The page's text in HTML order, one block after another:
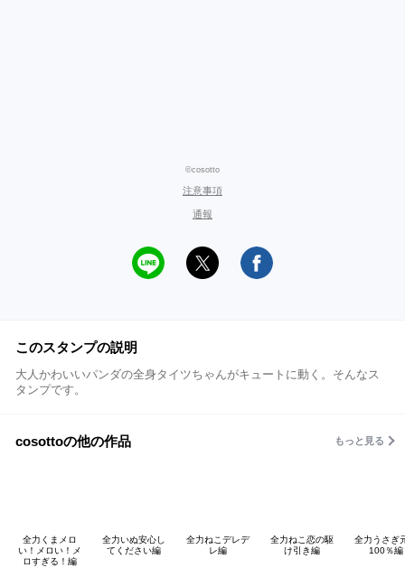
©cosotto
注意事項
通報
このスタンプの説明
大人かわいいパンダの全身タイツちゃんがキュートに動く。そんなス
タンプです。
cosottoの他の作品 もっと見る
全力くまメロ
い！メロい！メ
ロすぎる！編
全力いぬ安心し
てください編
全力ねこデレデ
レ編
全力ねこ恋の駆
け引き編
全力うさぎ
100％編